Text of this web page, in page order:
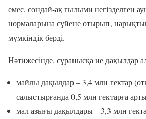
емес, сондай-ақ ғылыми негізделген
нормаларына сүйене отырып, нарықтық
мүмкіндік берді.
Нәтижесінде, сұранысқа ие дақылдар
майлы дақылдар – 3,4 млн гектар
салыстырғанда 0,5 млн гектарға
мал азығы дақылдары – 3,3 млн